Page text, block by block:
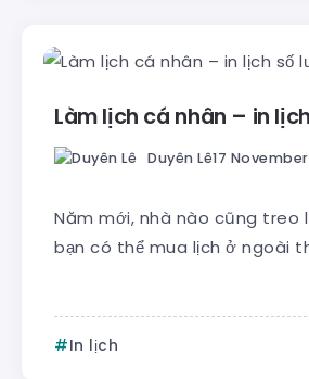
Làm lịch cá nhân – in
Duyên Lê17
Năm mới, nhà nào cũng treo
bạn có thể mua lịch ở ngoài
In lịch